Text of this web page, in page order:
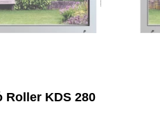
Roller KDS 280